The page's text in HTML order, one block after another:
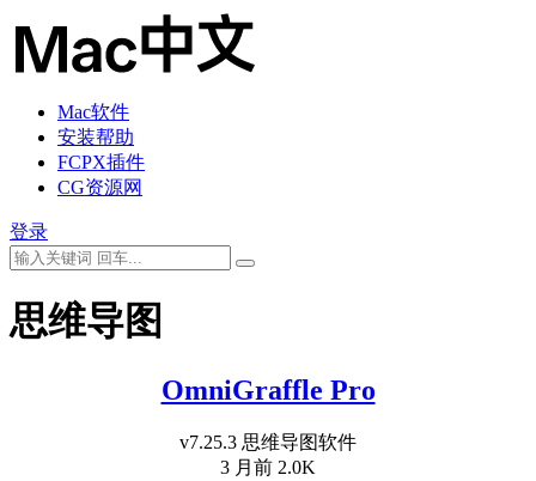
Mac软件
安装帮助
FCPX插件
CG资源网
登录
思维导图
OmniGraffle Pro
v7.25.3 思维导图软件
3 月前 2.0K